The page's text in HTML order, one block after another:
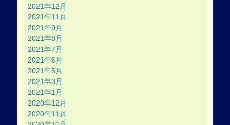
2021年12月
2021年11月
2021年9月
2021年8月
2021年7月
2021年6月
2021年5月
2021年3月
2021年1月
2020年12月
2020年11月